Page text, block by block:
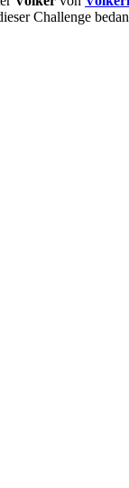
Challenge